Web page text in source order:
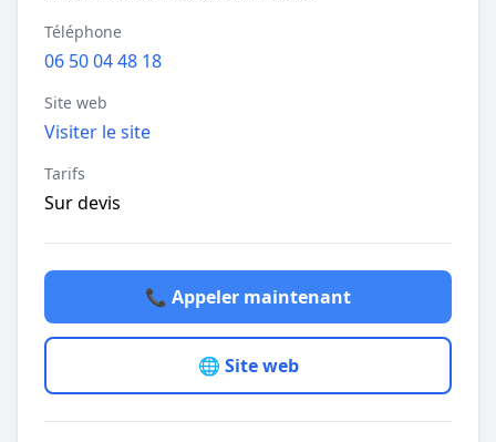
Téléphone
06 50 04 48 18
Site web
Visiter le site
Tarifs
Sur devis
📞 Appeler maintenant
🌐 Site web